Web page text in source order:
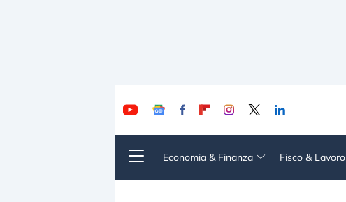
Economia & Finanza Fisco & Lavoro